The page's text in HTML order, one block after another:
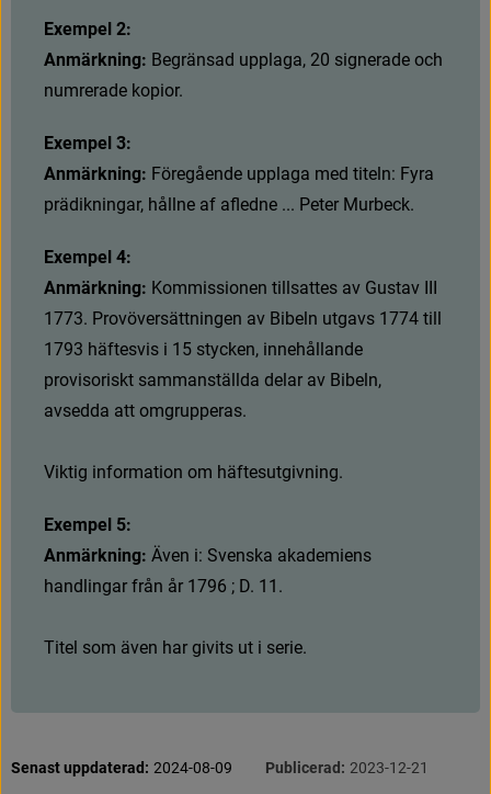
Exempel 2:
Anmärkning: Begränsad upplaga, 20 signerade och
numrerade kopior.
Exempel 3:
Anmärkning: Föregående upplaga med titeln: Fyra
prädikningar, hållne af afedne ... Peter Murbeck.
Exempel 4:
Anmärkning: Kommissionen tillsattes av Gustav III
1773. Provöversättningen av Bibeln utgavs 1774 till
1793 häftesvis i 1 5 stycken, innehållande
provisoriskt sammanställda delar av Bibeln,
avsedda att omgrupperas.
Viktig information om häftesutgivning.
Exempel 5:
Anmärkning: Även i: Svenska akademiens
handlingar från år 1796 ; D. 1 1 .
Titel som även har givits ut i serie.
Sidinformation
Senast uppdaterad: 2024-08-09 Publicerad: 2023-12-21